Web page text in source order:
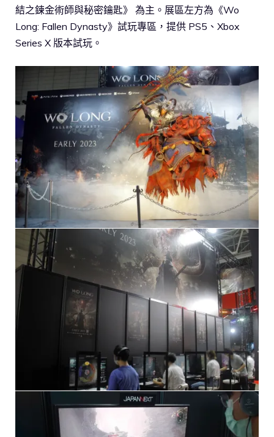
結之鍊金術師與秘密鑰匙》 為主。展區左方為《Wo
Long: Fallen Dynasty》試玩專區，提供 PS5、Xbox
Series X 版本試玩。